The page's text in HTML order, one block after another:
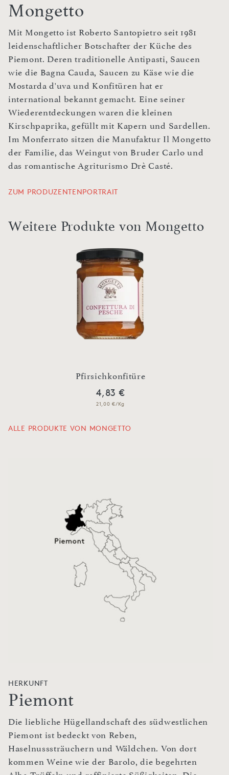
Mongetto
Mit Mongetto ist Roberto Santopietro seit 1981
leidenschaftlicher Botschafter der Küche des
Piemont. Deren traditionelle Antipasti, Saucen
wie die Bagna Cauda, Saucen zu Käse wie die
Mostarda d'uva und Konfitüren hat er
international bekannt gemacht. Eine seiner
Wiederentdeckungen waren die kleinen
Kirschpaprika, gefüllt mit Kapern und Sardellen.
Im Monferrato sitzen die Manufaktur Il Mongetto
der Familie, das Weingut von Bruder Carlo und
das romantische Agriturismo Drè Casté.
ZUM PRODUZENTENPORTRAIT
Weitere Produkte von Mongetto
Pfirsichkonfitüre
4,83 €
21,00 €/Kg
ALLE PRODUKTE VON MONGETTO
HERKUNFT
Piemont
Die liebliche Hügellandschaft des südwestlichen
Piemont ist bedeckt von Reben,
Haselnusssträuchern und Wäldchen. Von dort
kommen Weine wie der Barolo, die begehrten